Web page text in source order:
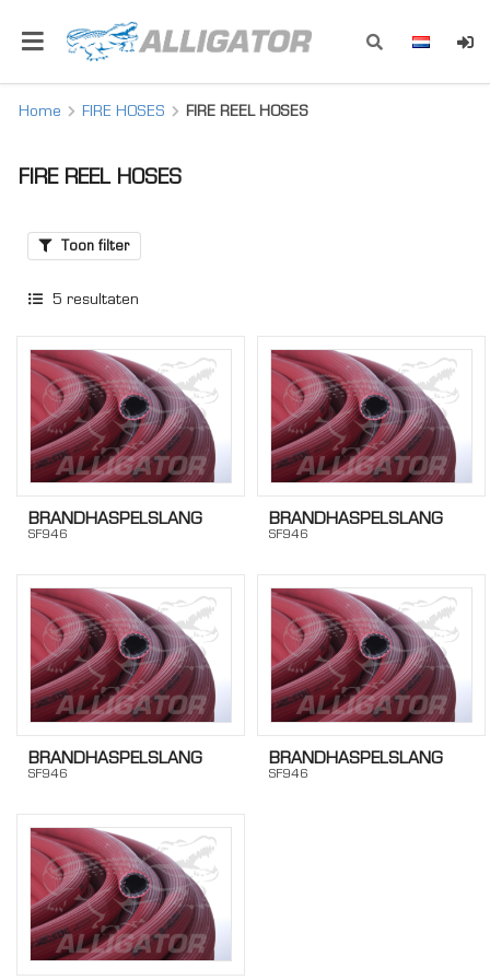
Home FIRE HOSES FIRE REEL HOSES
FIRE REEL HOSES
Toon filter
5 resultaten
BRANDHASPELSLANG
SF946
BRANDHASPELSLANG
SF946
BRANDHASPELSLANG
SF946
BRANDHASPELSLANG
SF946